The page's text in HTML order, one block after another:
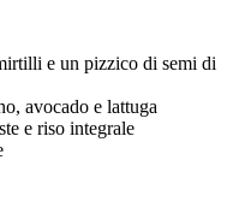
e un pizzico di semi di
avocado e lattuga
e riso integrale